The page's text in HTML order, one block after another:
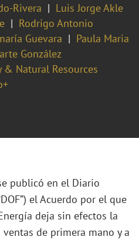
Rivera
Luis Jorge Akle
Rodrigo Antonio
Guevara
Paula Maria
González
& Natural Resources
publicó en el Diario
el Acuerdo por el que
deja sin efectos la
de primera mano y a